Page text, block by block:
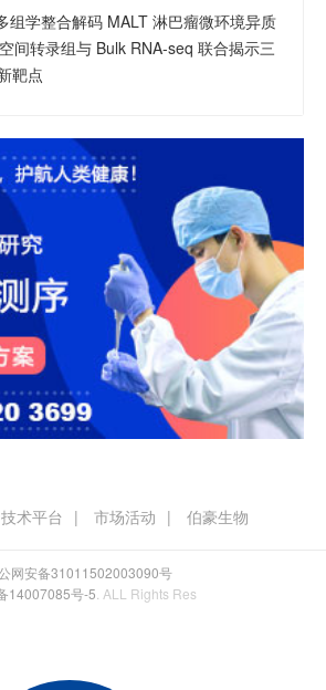
组学整合解码 MALT 淋巴瘤微环境异质
间转录组与 Bulk RNA-seq 联合揭示三
靶点
技术平台 市场活动 伯豪生物
网安备31011502003090号
14007085号-5 . ALL Rights Res